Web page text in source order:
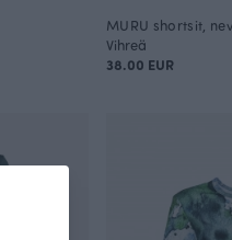
MURU shortsit,
Vihreä
38.00 EUR